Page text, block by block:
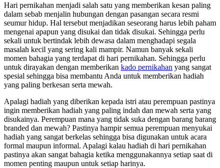
Hari pernikahan menjadi salah satu yang memberikan kesan paling
dalam sebab menjalin hubungan dengan pasangan secara resmi
seumur hidup. Hal tersebut menjadikan seseorang harus lebih paham
mengenai apapun yang disukai dan tidak disukai. Sehingga perlu
sekali untuk bertindak lebih dewasa dalam menghadapi segala
masalah kecil yang sering kali mampir. Namun banyak sekali
momen bahagia yang terdapat di hari pernikahan. Sehingga perlu
untuk dirayakan dengan memberikan kado pernikahan yang sangat
spesial sehingga bisa membantu Anda untuk memberikan hadiah
yang paling berkesan serta mewah.
Apalagi hadiah yang diberikan kepada istri atau perempuan pastinya
ingin memberikan hadiah yang paling indah dan mewah serta yang
disukainya. Perempuan mana yang tidak suka dengan barang barang
branded dan mewah? Pastinya hampir semua perempuan menyukai
hadiah yang sangat berkelas sehingga bisa digunakan untuk acara
formal maupun informal. Apalagi kalau hadiah di hari pernikahan
pastinya akan sangat bahagia ketika menggunakannya setiap saat di
momen penting maupun untuk setiap harinya.